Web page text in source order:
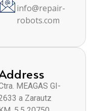
info@repair-
robots.com
MEAGAS GI-
a Zarautz